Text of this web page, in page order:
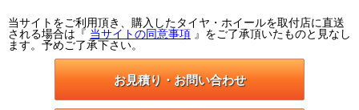
当サイトをご利用頂き、購入したタイヤ・ホイールを取付店に直送
される場合は『 当サイトの同意事項 』をご了承頂いたものと見なし
ます。予めご了承下さい。
お見積り・お問い合わせ